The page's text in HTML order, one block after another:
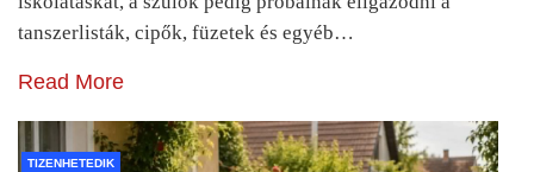
tanszerlisták, cipők, füzetek és egyéb…
Read More
TIZENHETEDIK